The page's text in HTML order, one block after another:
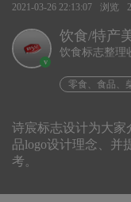
2021-03-26 22:13:07 浏览
v
饮食/特产
饮食标志整理
零食、食品、
诗宸标志设计为大家
品logo设计理念、并
考。